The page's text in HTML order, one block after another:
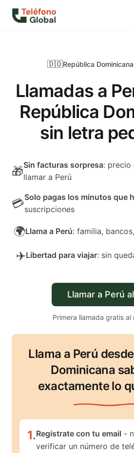
Llamadas a
República
sin letra
🇩🇴República Dominicana
🎁Sin facturas sorpresa: precio
llamar a Perú
💳Solo pagas los minutos que
suscripciones
🌍Llama a Perú: familia,
✈️Libertad para viajar: sin
Llamar a Perú
Primera llamada gratis al
Llama a Perú
Dominicana
exactamente lo
1.Regístrate con tu email -
verificar un número de